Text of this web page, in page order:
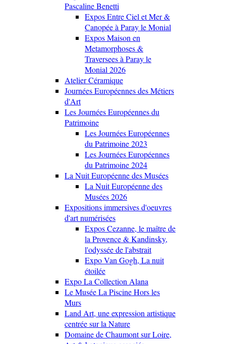
Pascaline Benetti
Expos Entre Ciel et Mer &
Canopée à Paray le Monial
Expos Maison en
Metamorphoses &
Traversees à Paray le
Monial 2026
Atelier Céramique
Journées Européennes des Métiers
d'Art
Les Journées Européennes du
Patrimoine
Les Journées Européennes
du Patrimoine 2023
Les Journées Européennes
du Patrimoine 2024
La Nuit Européenne des Musées
La Nuit Européenne des
Musées 2026
Expositions immersives d'oeuvres
d'art numérisées
Expos Cezanne, le maître de
la Provence & Kandinsky,
l'odyssée de l'abstrait
Expo Van Gogh, La nuit
étoilée
Expo La Collection Alana
Le Musée La Piscine Hors les
Murs
Land Art, une expression artistique
centrée sur la Nature
Domaine de Chaumont sur Loire,